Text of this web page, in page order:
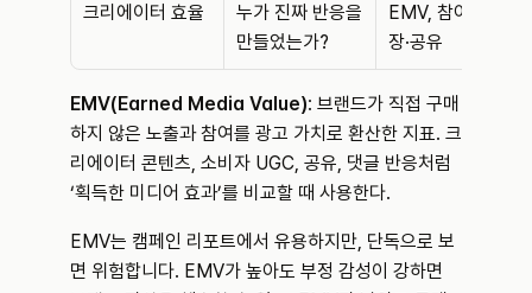
크리에이터 효율
누가 진짜 반응을
만들었는가?
EMV, 참여율, 저
장·공유
EMV(Earned Media Value): 브랜드가 직접 구매
하지 않은 노출과 참여를 광고 가치로 환산한 지표. 크
리에이터 콘텐츠, 소비자 UGC, 공유, 댓글 반응처럼
‘획득한 미디어 효과’를 비교할 때 사용한다.
EMV는 캠페인 리포트에서 유용하지만, 단독으로 보
면 위험합니다. EMV가 높아도 부정 감성이 강하면